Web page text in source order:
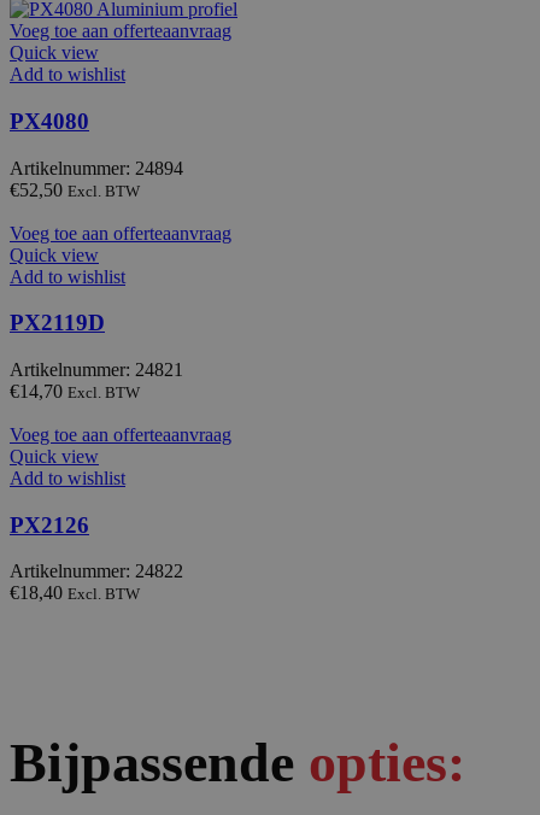
Voeg toe aan offerteaanvraag
Quick view
Add to wishlist
PX4080
Artikelnummer: 24894
€52,50 Excl. BTW
Voeg toe aan offerteaanvraag
Quick view
Add to wishlist
PX2119D
Artikelnummer: 24821
€14,70 Excl. BTW
Voeg toe aan offerteaanvraag
Quick view
Add to wishlist
PX2126
Artikelnummer: 24822
€18,40 Excl. BTW
Bijpassende opties: